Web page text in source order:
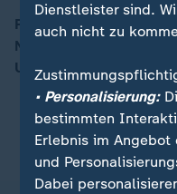
Präsident Trump erhebt
News-Vorwürfe gegen
US-Zeitungen wehren
Dienstleister sind.
auch nicht zu
• Personalisierung:
bestimmten
Erlebnis im Angebot
und
Dabei